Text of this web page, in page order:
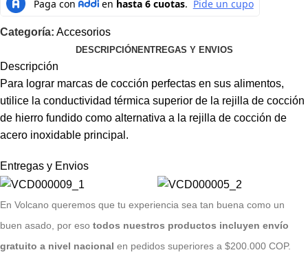
Categoría: Accesorios
DESCRIPCIÓN ENTREGAS Y ENVIOS
Descripción
Para lograr marcas de cocción perfectas en sus alimentos,
utilice la conductividad térmica superior de la rejilla de cocción
de hierro fundido como alternativa a la rejilla de cocción de
acero inoxidable principal.
Entregas y Envios
En Volcano queremos que tu experiencia sea tan buena como un
buen asado, por eso todos nuestros productos incluyen envío
gratuito a nivel nacional en pedidos superiores a $200.000 COP.